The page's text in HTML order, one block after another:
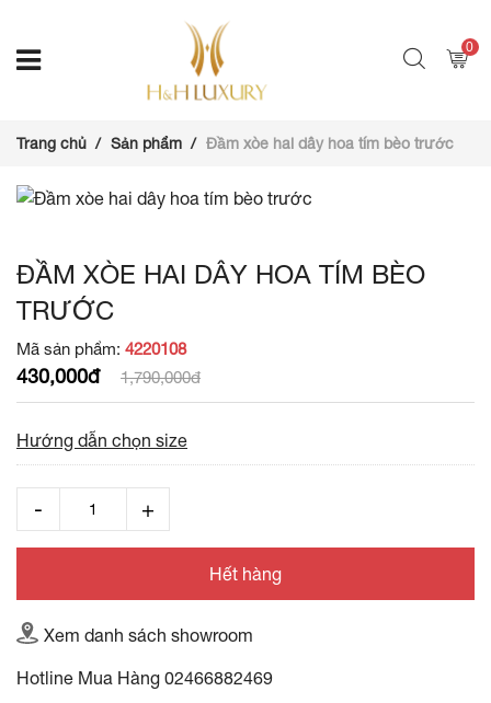
0
Trang chủ Sản phẩm Đầm xòe hai dây hoa tím bèo trước
ĐẦM XÒE HAI DÂY HOA TÍM BÈO
TRƯỚC
Mã sản phẩm: 4220108
430,000đ 1,790,000đ
Hướng dẫn chọn size
Hết hàng
Xem danh sách showroom
Hotline Mua Hàng 02466882469